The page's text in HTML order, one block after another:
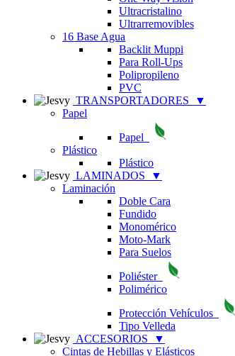
Ultracristalino
Ultrarremovibles
16 Base Agua
Backlit Muppi
Para Roll-Ups
Polipropileno
PVC
TRANSPORTADORES
▼
Papel
Papel
Plástico
Plástico
LAMINADOS
▼
Laminación
Doble Cara
Fundido
Monomérico
Moto-Mark
Para Suelos
Poliéster
Polimérico
Protección Vehículos
Tipo Velleda
ACCESORIOS
▼
Cintas de Hebillas y Elásticos